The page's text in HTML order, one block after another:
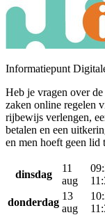
Informatiepunt
Heb je vragen over
zaken online regelen
rijbewijs verlengen,
betalen en een
en men hoeft geen lid
dinsdag
11
aug
donderdag
13
aug